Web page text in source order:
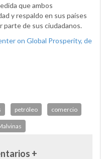
que ambos
y respaldo en sus países
parte de sus ciudadanos.
on Global Prosperity, de
petróleo comercio
+